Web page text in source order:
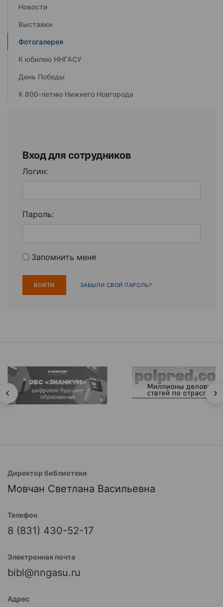
Новости
Выставки
Фотогалерея
К юбилею ННГАСУ
День Победы
К 800-летию Нижнего Новгорода
Вход для сотрудников
Логин:
Пароль:
Запомнить меня
ЗАБЫЛИ СВОЙ ПАРОЛЬ?
Директор библиотеки
Мовчан Светлана Васильевна
Телефон
8 (831) 430-52-17
Электронная почта
bibl@nngasu.ru
Адрес